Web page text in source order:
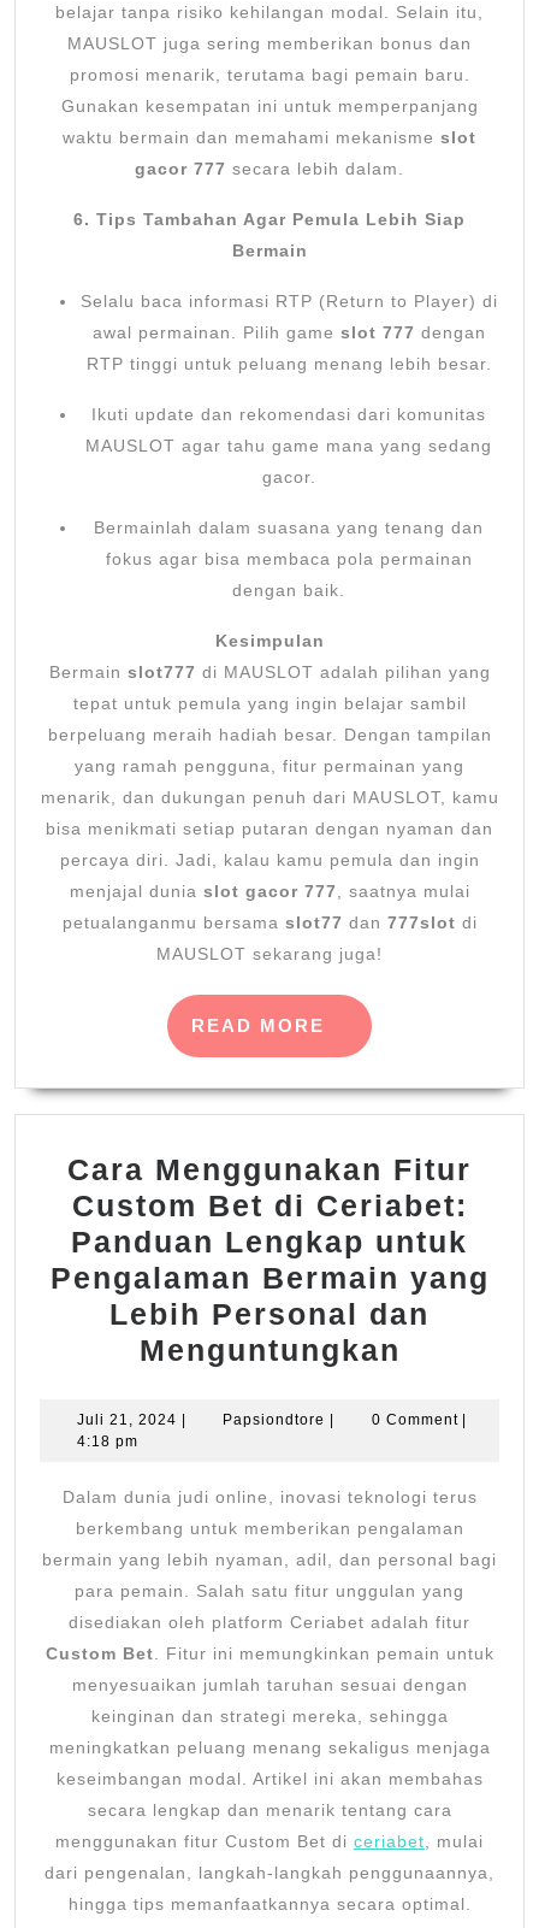
belajar tanpa risiko kehilangan modal. Selain itu,
MAUSLOT juga sering memberikan bonus dan
promosi menarik, terutama bagi pemain baru.
Gunakan kesempatan ini untuk memperpanjang
waktu bermain dan memahami mekanisme slot
gacor 777 secara lebih dalam.
6. Tips Tambahan Agar Pemula Lebih Siap
Bermain
Selalu baca informasi RTP (Return to Player) di
awal permainan. Pilih game slot 777 dengan
RTP tinggi untuk peluang menang lebih besar.
Ikuti update dan rekomendasi dari komunitas
MAUSLOT agar tahu game mana yang sedang
gacor.
Bermainlah dalam suasana yang tenang dan
fokus agar bisa membaca pola permainan
dengan baik.
Kesimpulan
Bermain slot777 di MAUSLOT adalah pilihan yang
tepat untuk pemula yang ingin belajar sambil
berpeluang meraih hadiah besar. Dengan tampilan
yang ramah pengguna, fitur permainan yang
menarik, dan dukungan penuh dari MAUSLOT, kamu
bisa menikmati setiap putaran dengan nyaman dan
percaya diri. Jadi, kalau kamu pemula dan ingin
menjajal dunia slot gacor 777 , saatnya mulai
petualanganmu bersama slot77 dan 777slot di
MAUSLOT sekarang juga!
READ MORE
READ
MORE
Cara Menggunakan Fitur
Custom Bet di Ceriabet:
Panduan Lengkap untuk
Pengalaman Bermain yang
Lebih Personal dan
Menguntungkan
Fitur
Bet
di
Lengkap
untuk
Bermain
yang
Lebih
dan
Juli 21, 2024 Juli
Papsiondtore Papsiondtore
0 Comment
4:18 pm
Dalam dunia judi online, inovasi teknologi terus
berkembang untuk memberikan pengalaman
bermain yang lebih nyaman, adil, dan personal bagi
para pemain. Salah satu fitur unggulan yang
disediakan oleh platform Ceriabet adalah fitur
Custom Bet . Fitur ini memungkinkan pemain untuk
menyesuaikan jumlah taruhan sesuai dengan
keinginan dan strategi mereka, sehingga
meningkatkan peluang menang sekaligus menjaga
keseimbangan modal. Artikel ini akan membahas
secara lengkap dan menarik tentang cara
menggunakan fitur Custom Bet di ceriabet , mulai
dari pengenalan, langkah-langkah penggunaannya,
hingga tips memanfaatkannya secara optimal.